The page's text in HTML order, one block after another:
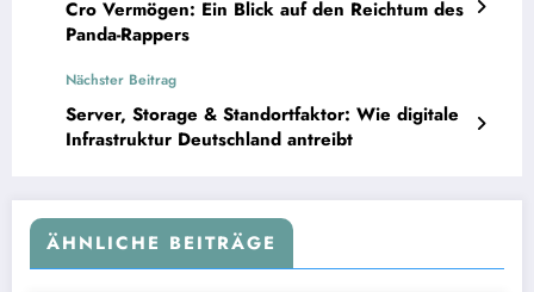
Cro Vermögen: Ein Blick auf den Reichtum des
Panda-Rappers
Nächster Beitrag
Server, Storage & Standortfaktor: Wie digitale
Infrastruktur Deutschland antreibt
ÄHNLICHE BEITRÄGE